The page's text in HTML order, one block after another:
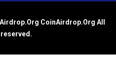
CoinAirdrop.Org All